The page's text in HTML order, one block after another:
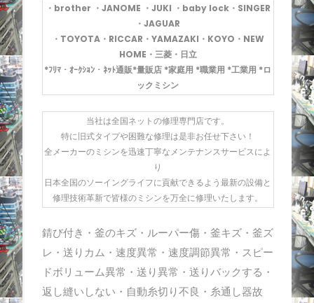
・brother ・JANOME ・JUKI ・baby lock・SINGER
・JAGUAR
・TOYOTA・RICCAR・YAMAZAKI・KOYO・NEW
HOME・三菱・日立
*ﾌﾘﾏ・ｵｰｸｼｮﾝ・ﾈｯﾄ通販*量販店 *家庭用 *職業用 *工業用 *ロ
ックミシン
当社は全国ネットの修理専門店です。
特に旧式タイプや困難な修理は是非お任せ下さい！
全メーカーのミシンを迅速丁寧なメンテナンスサービスによ
り
日本全国のソーイングライフに貢献できるよう最新の設備と
修理技術革新で皆様のミシンを万全に修理いたします。
錆び付き・釜のキズ・ルーパー傷・釜キズ・釜ズ
レ・送りカム・速度異常・速度調節異常・スピー
ドボリューム異常・送り異常・送りバックする・
返し縫いしない・自動糸切り不良・糸通し器故